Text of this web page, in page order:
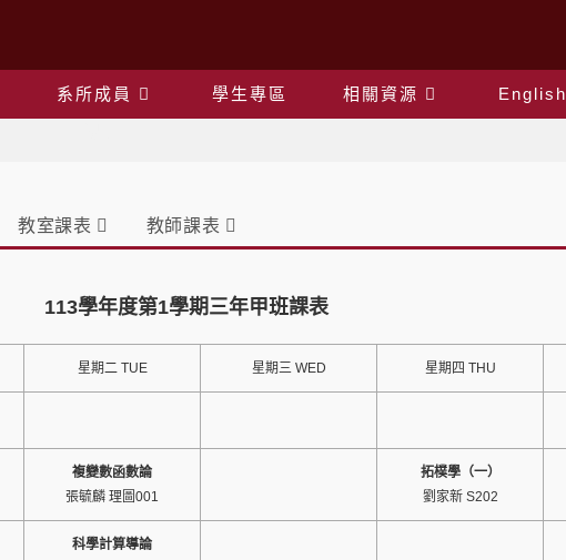
系所成員 學生專區 相關資源
English
教室課表 教師課表
113學年度第1學期三年甲班課表
星期二 TUE 星期三 WED 星期四 THU
複變數函數論
張毓麟 理圖001
拓樸學（一）
劉家新 S202
科學計算導論